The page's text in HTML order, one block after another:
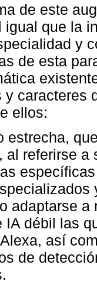
de este
igual que la
y
de esta
y caracteres
ellos:
estrecha,
al referirse
adaptarse
IA débil las
así
de